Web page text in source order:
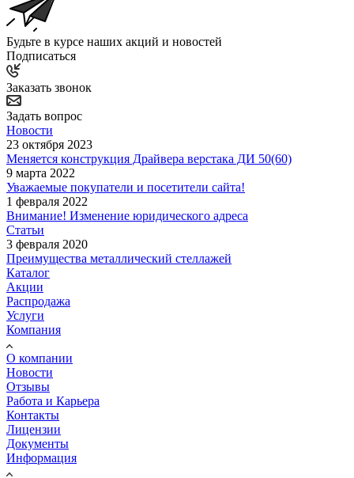
Будьте в курсе наших акций и новостей
Подписаться
Заказать звонок
Задать вопрос
Новости
23 октября 2023
Меняется конструкция Драйвера верстака ДИ 50(60)
9 марта 2022
Уважаемые покупатели и посетители сайта!
1 февраля 2022
Внимание! Изменение юридического адреса
Статьи
3 февраля 2020
Преимущества металлический стеллажей
Каталог
Акции
Распродажа
Услуги
Компания
О компании
Новости
Отзывы
Работа и Карьера
Контакты
Лицензии
Документы
Информация